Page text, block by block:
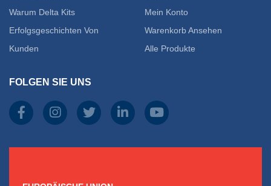
Warum Delta Kits
Erfolgsgeschichten Von
Kunden
Mein Konto
Warenkorb Ansehen
Alle Produkte
FOLGEN SIE UNS